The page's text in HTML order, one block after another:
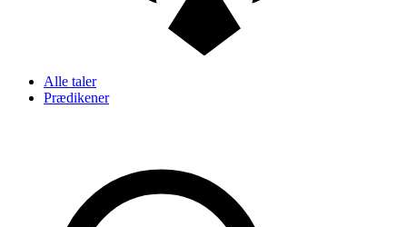
Alle taler
Prædikener